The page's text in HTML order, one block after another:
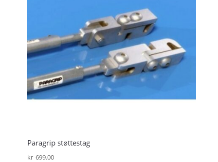
Paragrip støttestag
kr 699.00